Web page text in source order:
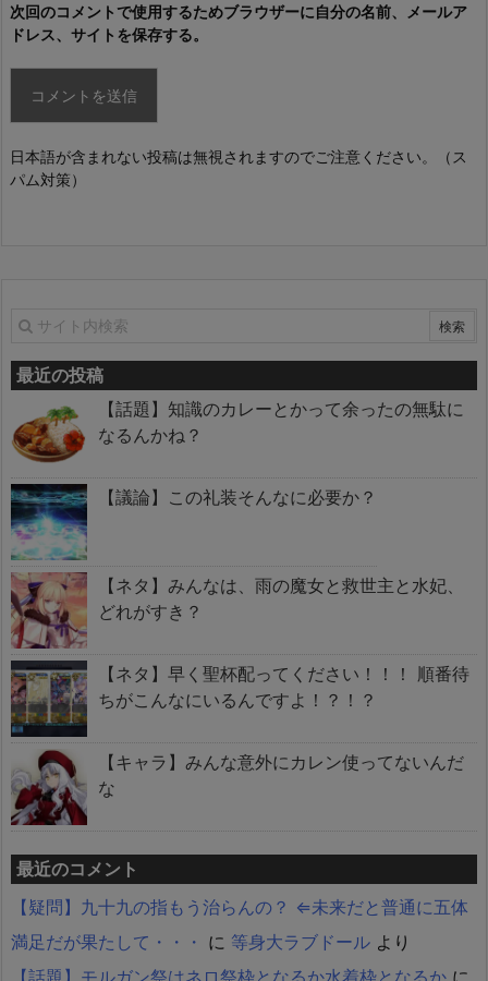
次回のコメントで使用するためブラウザーに自分の名前、メールア
ドレス、サイトを保存する。
日本語が含まれない投稿は無視されますのでご注意ください。（ス
パム対策）
最近の投稿
【話題】知識のカレーとかって余ったの無駄に
なるんかね？
【議論】この礼装そんなに必要か？
【ネタ】みんなは、雨の魔女と救世主と水妃、
どれがすき？
【ネタ】早く聖杯配ってください！！！ 順番待
ちがこんなにいるんですよ！？！？
【キャラ】みんな意外にカレン使ってないんだ
な
最近のコメント
【疑問】九十九の指もう治らんの？ ⇐未来だと普通に五体
満足だが果たして・・・ に 等身大ラブドール より